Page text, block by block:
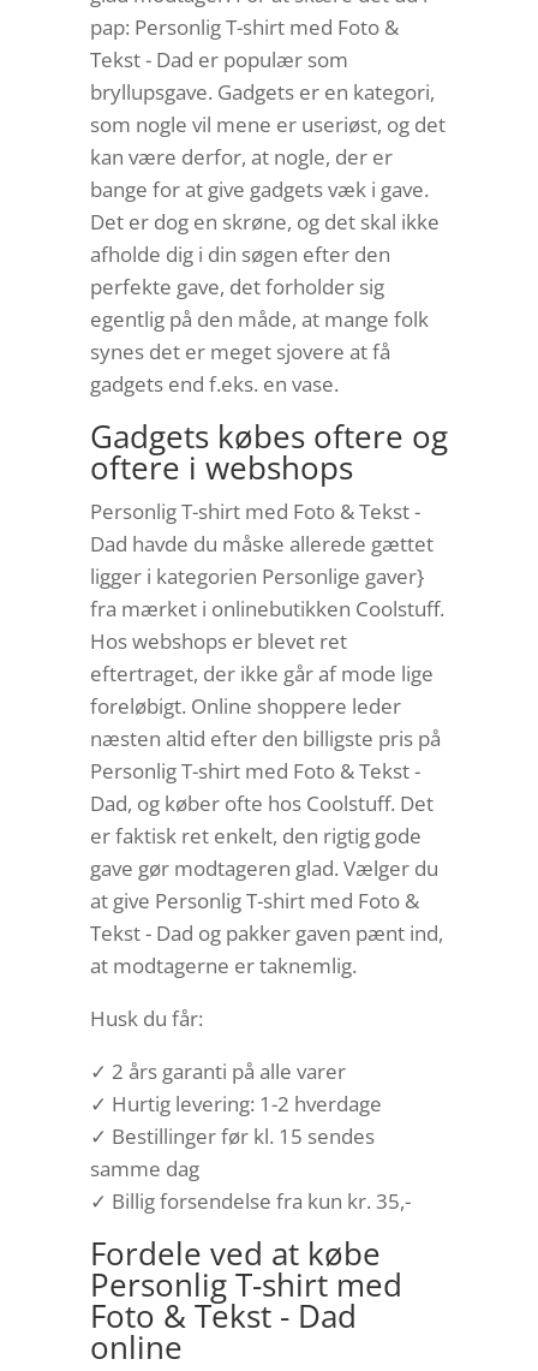
pap: Personlig T-shirt med Foto &
Tekst - Dad er populær som
bryllupsgave. Gadgets er en kategori,
som nogle vil mene er useriøst, og det
kan være derfor, at nogle, der er
bange for at give gadgets væk i gave.
Det er dog en skrøne, og det skal ikke
afholde dig i din søgen efter den
perfekte gave, det forholder sig
egentlig på den måde, at mange folk
synes det er meget sjovere at få
gadgets end f.eks. en vase.
Gadgets købes oftere og
oftere i webshops
Personlig T-shirt med Foto & Tekst -
Dad havde du måske allerede gættet
ligger i kategorien Personlige gaver}
fra mærket i onlinebutikken Coolstuff.
Hos webshops er blevet ret
eftertraget, der ikke går af mode lige
foreløbigt. Online shoppere leder
næsten altid efter den billigste pris på
Personlig T-shirt med Foto & Tekst -
Dad, og køber ofte hos Coolstuff. Det
er faktisk ret enkelt, den rigtig gode
gave gør modtageren glad. Vælger du
at give Personlig T-shirt med Foto &
Tekst - Dad og pakker gaven pænt ind,
at modtagerne er taknemlig.
Husk du får:
✓ 2 års garanti på alle varer
✓ Hurtig levering: 1-2 hverdage
✓ Bestillinger før kl. 15 sendes
samme dag
✓ Billig forsendelse fra kun kr. 35,-
Fordele ved at købe
Personlig T-shirt med
Foto & Tekst - Dad
online